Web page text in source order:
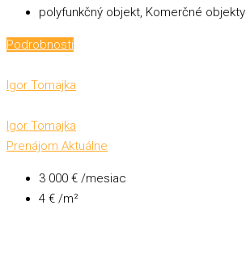
polyfunkčný objekt, Komerčné objekty
Podrobnosti
Igor Tomajka
Igor Tomajka
Prenájom Aktuálne
3 000 € /mesiac
4 € /m²